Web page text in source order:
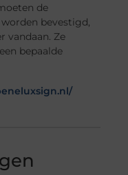
de
bevestigd,
vandaan. Ze
bepaalde